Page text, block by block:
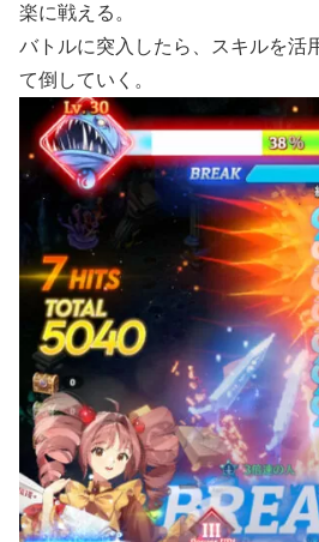
楽に戦える。
バトルに突入したら、スキルを活
て倒していく。